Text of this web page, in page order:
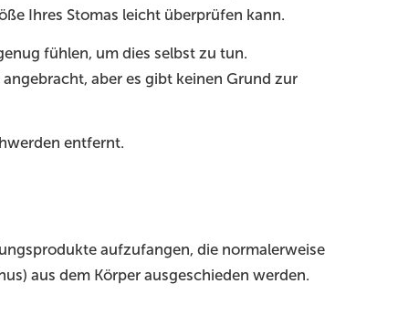
Ihres Stomas leicht überprüfen kann.
fühlen, um dies selbst zu tun.
aber es gibt keinen Grund zur
entfernt.
aufzufangen, die normalerweise
aus dem Körper ausgeschieden werden.